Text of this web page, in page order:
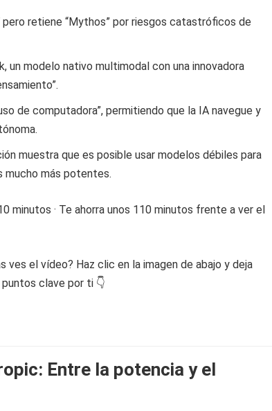
pero retiene “Mythos” por riesgos catastróficos de
un modelo nativo multimodal con una innovadora
de computadora”, permitiendo que la IA navegue y
muestra que es posible usar modelos débiles para
mucho más potentes.
minutos · Te ahorra unos 110 minutos frente a ver el
ves el vídeo? Haz clic en la imagen de abajo y deja
clave por ti 👇
Entre la potencia y el